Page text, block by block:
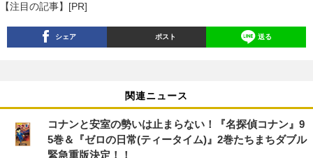
【注目の記事】[PR]
シェア ポスト 送る
関連ニュース
コナンと安室の勢いは止まらない！『名探偵コナン』9
5巻＆『ゼロの日常(ティータイム)』2巻たちまちダブル
緊急重版決定！！